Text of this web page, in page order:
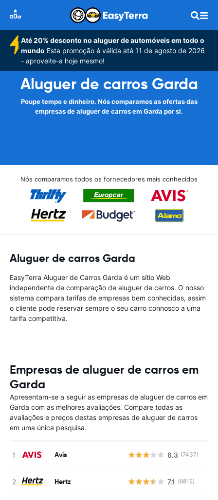
Até 20% desconto no aluguer de automóveis em todo o
mundo Esta promoção é válida até 11 de agosto de 2026
- aproveite-a hoje mesmo!
Aluguer de carros Garda
Poupe tempo e dinheiro. Nós comparamos as ofertas das
empresas de aluguer de carros em Garda por si.
Nós comparamos todos os fornecedores mais conhecidos
Aluguer de carros Garda
EasyTerra Aluguer de Carros Garda é um sítio Web
independente de comparação de aluguer de carros. O nosso
sistema compara tarifas de empresas bem conhecidas, assim
o cliente pode reservar sempre o seu carro connosco a uma
tarifa competitiva.
Empresas de aluguer de carros em
Garda
Apresentam-se a seguir as empresas de aluguer de carros em
Garda com as melhores avaliações. Compare todas as
avaliações e preços destas empresas de aluguer de carros
em uma única pesquisa.
Avis 6.3 (7437)
Hertz 7.1 (8812)